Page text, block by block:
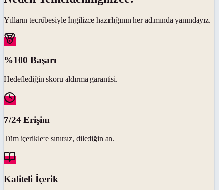
Yılların tecrübesiyle İngilizce hazırlığının her adımında yanındayız.
%100 Başarı
Hedeflediğin skoru aldırma garantisi.
7/24 Erişim
Tüm içeriklere sınırsız, dilediğin an.
Kaliteli İçerik